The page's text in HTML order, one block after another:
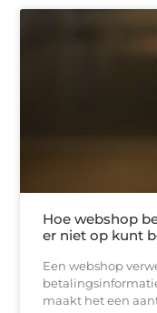
Hoe webshop
er niet op kunt
Een webshop
maakt het een